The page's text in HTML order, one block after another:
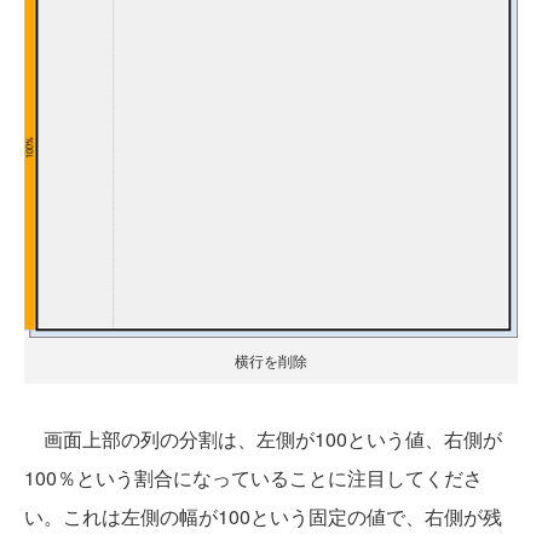
横行を削除
画面上部の列の分割は、左側が100という値、右側が
100％という割合になっていることに注目してくださ
い。これは左側の幅が100という固定の値で、右側が残